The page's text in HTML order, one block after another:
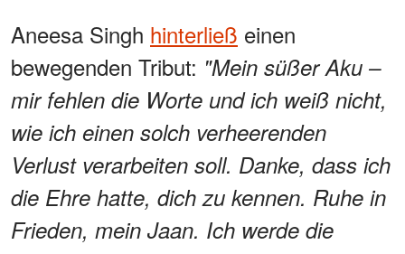
Aneesa Singh hinterließ einen
bewegenden Tribut: "Mein süßer Aku –
mir fehlen die Worte und ich weiß nicht,
wie ich einen solch verheerenden
Verlust verarbeiten soll. Danke, dass ich
die Ehre hatte, dich zu kennen. Ruhe in
Frieden, mein Jaan. Ich werde die